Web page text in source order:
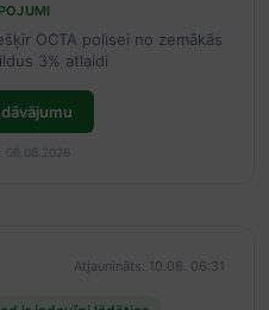
OCTA polisei no zemākās
3% atlaidi
06.08.2026
Atjaunināts: 10.08. 06:31